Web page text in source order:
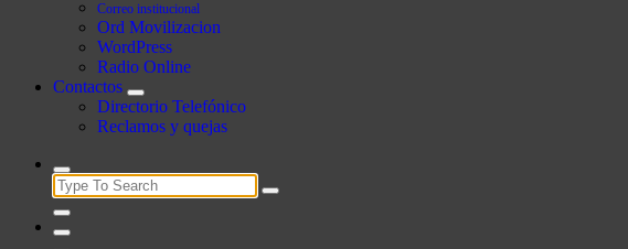
Correo institucional
Ord Movilizacion
WordPress
Radio Online
Contactos
Directorio Telefónico
Reclamos y quejas
Search
for: